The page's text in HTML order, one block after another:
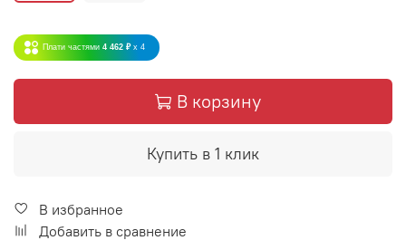
Плати частями 4 462 ₽ x 4
В корзину
Купить в 1 клик
В избранное
Добавить в сравнение